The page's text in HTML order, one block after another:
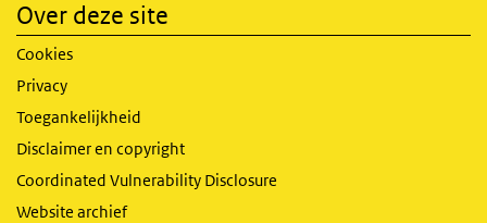
Over deze site
Cookies
Privacy
Toegankelijkheid
Disclaimer en copyright
Coordinated Vulnerability Disclosure
Website archief